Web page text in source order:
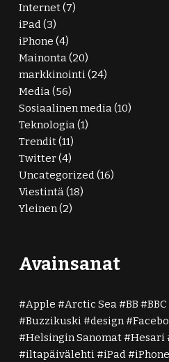
Internet(7)
iPad(3)
iPhone (4)
Mainonta(20)
markkinointi(24)
Media(56)
Sosiaalinen media(10)
Teknologia(1)
Trendit(11)
Twitter(4)
Uncategorized(16)
Viestintä(18)
Yleinen(2)
Avainsanat
Apple Arctic Sea BB BBC
Buzzikuski
design
Helsingin Sanomat
Hesari
iltapäivälehti
iPad iPhone